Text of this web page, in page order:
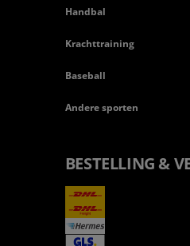
Handbal
Krachttraining
Baseball
Andere sporten
BESTELLING &